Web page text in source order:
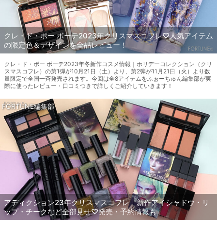
クレ・ド・ポー ボーテ2023年クリスマスコフレ♡人気アイテム
の限定色＆デザインを全品レビュー！
クレ・ド・ポー ボーテ2023年冬新作コスメ情報｜ホリデーコレクション（クリ
スマスコフレ）の第1弾が10月21日（土）より、第2弾が11月21日（火）より数
量限定で全国一斉発売されます。今回は全8アイテムをふぉーちゅん編集部が実
際に使ったレビュー・口コミつきで詳しくご紹介していきます！
FORTUNE編集部
アディクション23年クリスマスコフレ｜新作アイシャドウ・リ
ップ・チークなど全部見せ♡発売・予約情報も